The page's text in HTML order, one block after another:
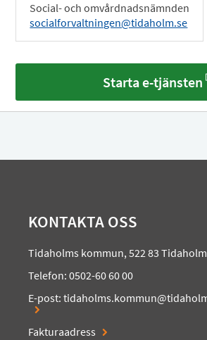
Social- och omvårdnadsnämnden
socialforvaltningen@tidaholm.se
Starta e-tjänsten
KONTAKTA OSS
Tidaholms kommun, 522 83 Tidaholm
Telefon: 0502-60 60 00
E-post:
Fakturaadress